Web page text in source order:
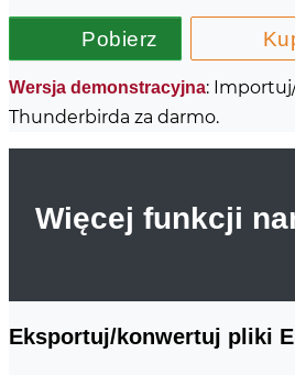
Pobierz
Wersja demonstracyjna:
Thunderbirda za darmo.
Więcej funkcji
Eksportuj/konwertuj pliki